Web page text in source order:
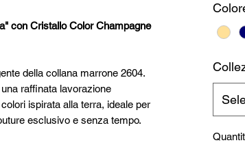
con Cristallo Color Champagne
della collana marrone 2604.
raffinata lavorazione
ispirata alla terra, ideale per
esclusivo e senza tempo.